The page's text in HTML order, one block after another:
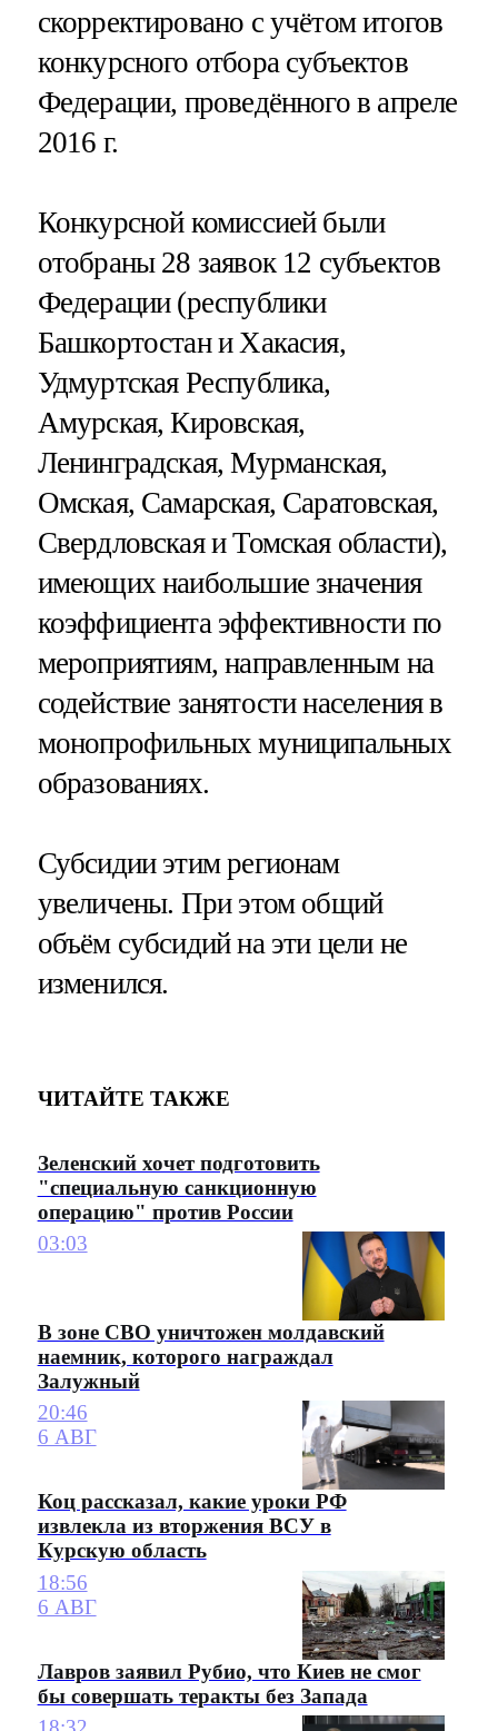
скорректировано с учётом итогов
конкурсного отбора субъектов
Федерации, проведённого в апреле
2016 г.
Конкурсной комиссией были
отобраны 28 заявок 12 субъектов
Федерации (республики
Башкортостан и Хакасия,
Удмуртская Республика,
Амурская, Кировская,
Ленинградская, Мурманская,
Омская, Самарская, Саратовская,
Свердловская и Томская области),
имеющих наибольшие значения
коэффициента эффективности по
мероприятиям, направленным на
содействие занятости населения в
монопрофильных муниципальных
образованиях.
Субсидии этим регионам
увеличены. При этом общий
объём субсидий на эти цели не
изменился.
ЧИТАЙТЕ ТАКЖЕ
Зеленский хочет подготовить
"специальную санкционную
операцию" против России
03:03
В зоне СВО уничтожен молдавский
наемник, которого награждал
Залужный
20:46
6 АВГ
Коц рассказал, какие уроки РФ
извлекла из вторжения ВСУ в
Курскую область
18:56
6 АВГ
Лавров заявил Рубио, что Киев не смог
бы совершать теракты без Запада